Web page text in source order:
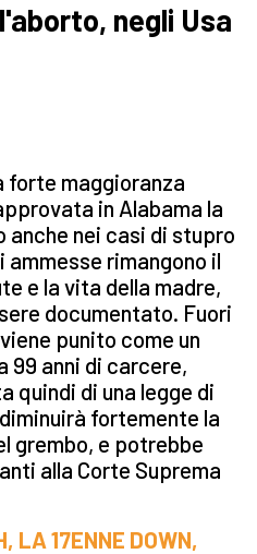
negli Usa
forte maggioranza
in Alabama la
anche nei casi di stupro
rimangono il
e la vita della madre,
documentato. Fuori
punito come un
99 anni di carcere,
quindi di una legge di
fortemente la
grembo, e potrebbe
alla Corte Suprema
LA 17ENNE DOWN,